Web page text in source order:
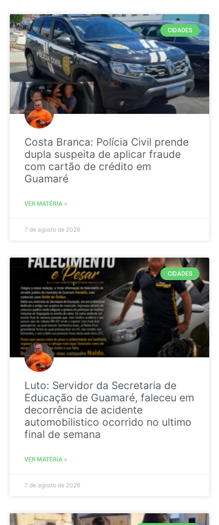
CIDADES
Costa Branca: Polícia Civil prende
dupla suspeita de aplicar fraude
com cartão de crédito em
Guamaré
VER MATÉRIA »
7 de agosto de 2026
CIDADES
Luto: Servidor da Secretaria de
Educação de Guamaré, faleceu em
decorrência de acidente
automobilistico ocorrido no ultimo
final de semana
VER MATÉRIA »
7 de agosto de 2026